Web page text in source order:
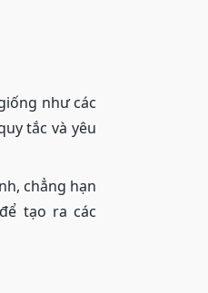
như các
tắc và yêu
chẳng hạn
tạo ra các